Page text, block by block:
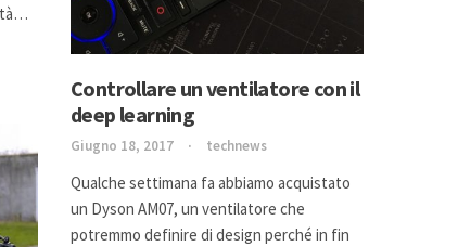
Controllare un ventilatore con il
deep learning
Giugno 18, 2017 technews
Qualche settimana fa abbiamo acquistato
un Dyson AM07, un ventilatore che
potremmo definire di design perché in fin